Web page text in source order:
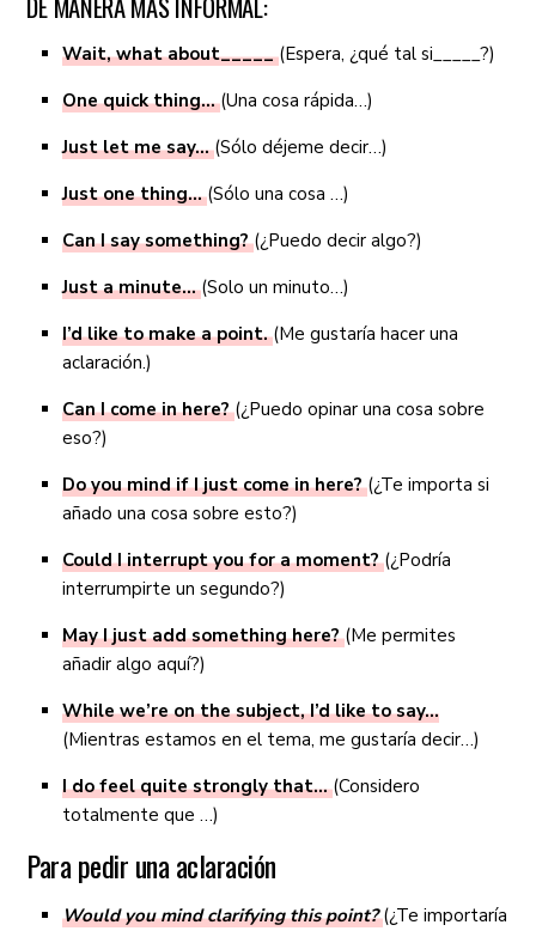
Wait, what about_____(Espera, ¿qué tal si_____?)
One quick thing…(Una cosa rápida…)
Just let me say…(Sólo déjeme decir…)
Just one thing…(Sólo una cosa …)
Can I say something?(¿Puedo decir algo?)
Just a minute…(Solo un minuto…)
I’d like to make a point.(Me gustaría hacer una
aclaración.)
Can I come in here?(¿Puedo opinar una cosa sobre
eso?)
Do you mind if I just come in here?(¿Te importa si
añado una cosa sobre esto?)
Could I interrupt you for a moment?(¿Podría
interrumpirte un segundo?)
May I just add something here?(Me permites
añadir algo aquí?)
While we’re on the subject, I’d like to say…
(Mientras estamos en el tema, me gustaría decir…)
I do feel quite strongly that…(Considero
totalmente que …)
Para pedir una aclaración
Would you mind clarifying this point?(¿Te importaría